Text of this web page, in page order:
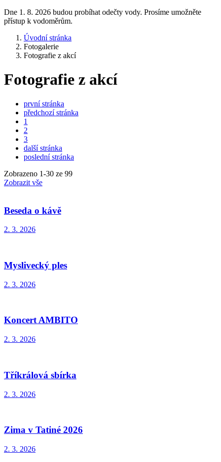
Dne 1. 8. 2026 budou probíhat odečty vody. Prosíme umožněte
přístup k vodoměrům.
Úvodní stránka
Fotogalerie
Fotografie z akcí
Fotografie z akcí
první stránka
předchozí stránka
1
2
3
další stránka
poslední stránka
Zobrazeno 1-30 ze 99
Zobrazit vše
Beseda o kávě
2. 3. 2026
Myslivecký ples
2. 3. 2026
Koncert AMBITO
2. 3. 2026
Tříkrálová sbírka
2. 3. 2026
Zima v Tatiné 2026
2. 3. 2026